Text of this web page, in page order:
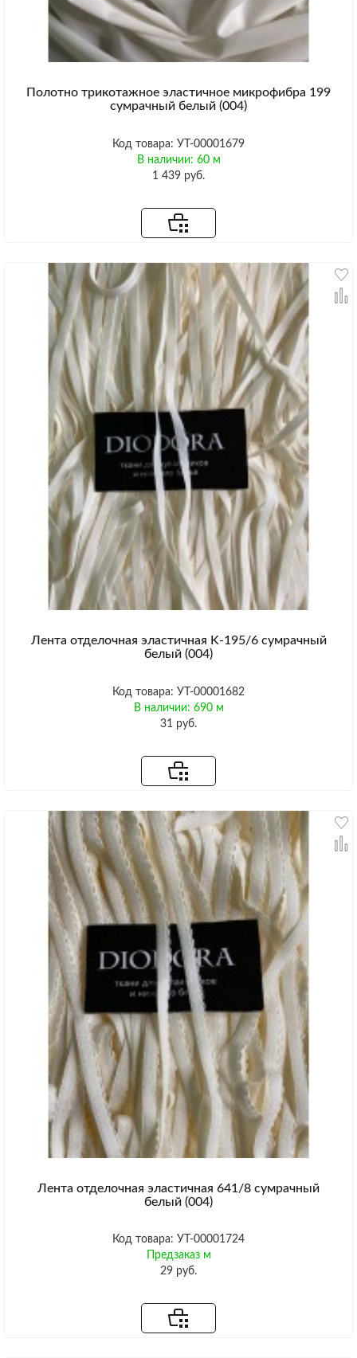
Полотно трикотажное эластичное микрофибра 199
сумрачный белый (004)
Код товара: УТ-00001679
В наличии: 60 м
1 439 руб.
Лента отделочная эластичная K-195/6 сумрачный
белый (004)
Код товара: УТ-00001682
В наличии: 690 м
31 руб.
Лента отделочная эластичная 641/8 сумрачный
белый (004)
Код товара: УТ-00001724
Предзаказ м
29 руб.